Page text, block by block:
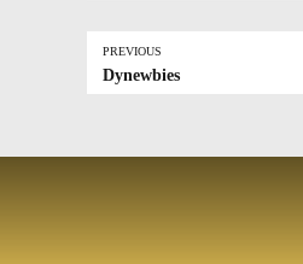
PREVIOUS
Dynewbies